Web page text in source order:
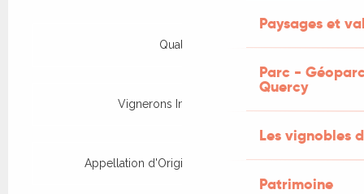
Paysages et
Parc -
Quercy
Les vignobles
Patrimoine
Qualenvi
Vignerons Indépendants
Appellation d'Origine Protégée (AOP)